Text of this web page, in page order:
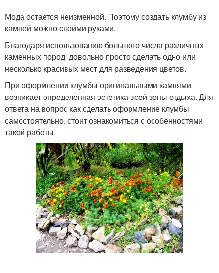
Мода остается неизменной. Поэтому создать клумбу из
камней можно своими руками.
Благодаря использованию большого числа различных
каменных пород, довольно просто сделать одно или
несколько красивых мест для разведения цветов.
При оформлении клумбы оригинальными камнями
возникает определенная эстетика всей зоны отдыха. Для
ответа на вопрос как сделать оформление клумбы
самостоятельно, стоит ознакомиться с особенностями
такой работы.